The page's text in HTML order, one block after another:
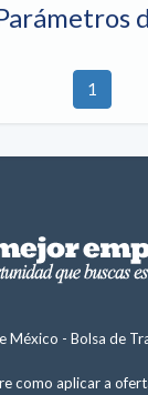
1
México - Bolsa de
como aplicar a